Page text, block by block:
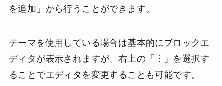
を追加」から行うことができます。
テーマを使用している場合は基本的にブロックエ
ディタが表示されますが、右上の「︙」を選択す
ることでエディタを変更することも可能です。